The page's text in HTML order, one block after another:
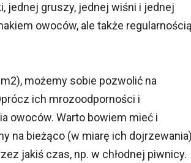
jednej gruszy, jednej wiśni i jednej
owoców, ale także
możemy sobie pozwolić na
ich mrozoodporności i
owoców. Warto bowiem mieć i
na bieżąco (w miarę ich
jakiś czas, np. w chłodnej piwnicy.